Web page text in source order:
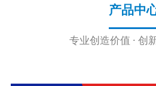
产品中
专业创造价值 · 创